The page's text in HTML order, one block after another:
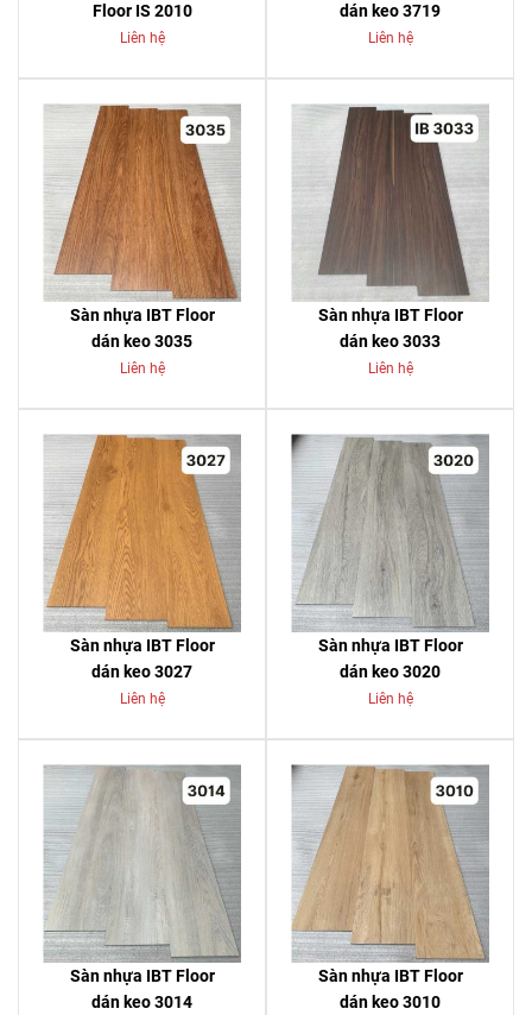
Floor IS 2010
Liên hệ
dán keo 3719
Liên hệ
Sàn nhựa IBT Floor
dán keo 3035
Liên hệ
Sàn nhựa IBT Floor
dán keo 3033
Liên hệ
Sàn nhựa IBT Floor
dán keo 3027
Liên hệ
Sàn nhựa IBT Floor
dán keo 3020
Liên hệ
Sàn nhựa IBT Floor
dán keo 3014
Sàn nhựa IBT Floor
dán keo 3010